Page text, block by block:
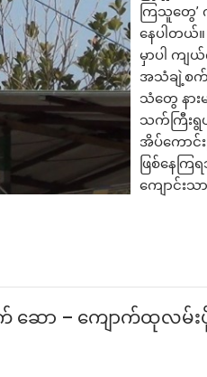
ကြသူတွေ’
နေပါတယ်။
မှာပါ ကျ
အသံချဲ့စက်
သံတွေ နား
သက်ကြီး
အိပ်ကောင်းခ
ဖြစ်နေက
ကျောင်းသ
ဆော – ကျောက်ထုလမ်
ဘာ